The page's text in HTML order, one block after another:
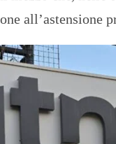
all’astensione